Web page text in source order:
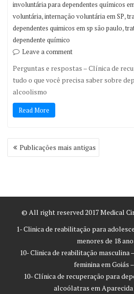
involuntária para dependentes químicos
voluntária,internação voluntária em SP,
dependentes quimicos em sp são paulo,
dependente químico
Leave a comment
Perguntas e respostas – Clínica de
tudo o que você precisa saber sobre
alcoolismo
Read More
Navegação
por
Publicações mais antigas
© All right reserved 2017Medical
1- Clinica de reabilitação para
menores de 18
10- Clinica de reabilitação masculina
feminina em Goiás
10- Clínica de recuperação para
alcoólatras em Aparecida